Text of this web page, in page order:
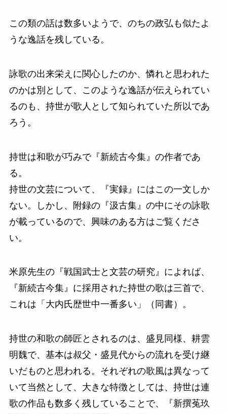
この類の話は数多いようで、のちの政弘も似たよ
うな逸話を残している。
詠歌の出来栄えに関心したのか、憐れと思われた
のかは別として、このような逸話が伝えられてい
るのも、持世が歌人として知られていた所以であ
ろう。
持世は和歌が巧みで『新続古今集』の作者であ
る。
持世の文芸について、『実録』にはこの一文しか
ない。しかし、附録の『汲古集』の中にその詠歌
が載っているので、興味のある方はご覧くださ
い。
米原先生の『戦国武士と文芸の研究』によれば、
『新続古今集』に採用された持世の歌は三首で、
これは「大内氏歴世中一番多い」（同書）。
持世の和歌の師匠とされるのは、盛見同様、耕雲
明魏で、基本は叔父・盛見代からの流れを受け継
いだものと思われる。それぞれの歌風は異なって
いて当然として、大きな特徴としては、持世は連
歌の作品も数多く残していることで、『新撰菟玖